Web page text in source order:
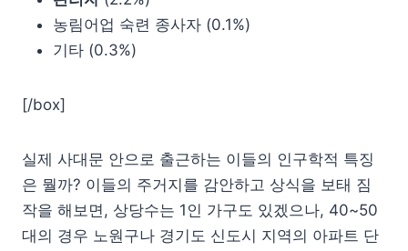
농림어업 숙련 종사자 (0.1%)
기타 (0.3%)
[/box]
실제 사대문 안으로 출근하는 이들의 인구학적 특징
은 뭘까? 이들의 주거지를 감안하고 상식을 보태 짐
작을 해보면, 상당수는 1인 가구도 있겠으나, 40~50
대의 경우 노원구나 경기도 신도시 지역의 아파트 단